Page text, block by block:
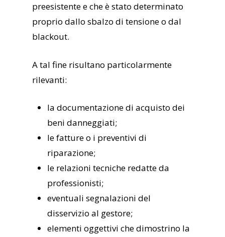
preesistente e che è stato determinato
proprio dallo sbalzo di tensione o dal
blackout.
A tal fine risultano particolarmente
rilevanti:
la documentazione di acquisto dei
beni danneggiati;
le fatture o i preventivi di
riparazione;
le relazioni tecniche redatte da
professionisti;
eventuali segnalazioni del
disservizio al gestore;
elementi oggettivi che dimostrino la